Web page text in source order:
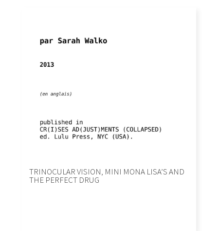
TRINOCULAR VISION, MINI MONA LISA’S AND
THE PERFECT DRUG